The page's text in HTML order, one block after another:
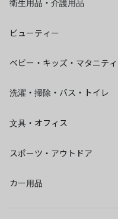
衛生用品・介護用品
ビューティー
ベビー・キッズ・マタニティ
洗濯・掃除・バス・トイレ
文具・オフィス
スポーツ・アウトドア
カー用品